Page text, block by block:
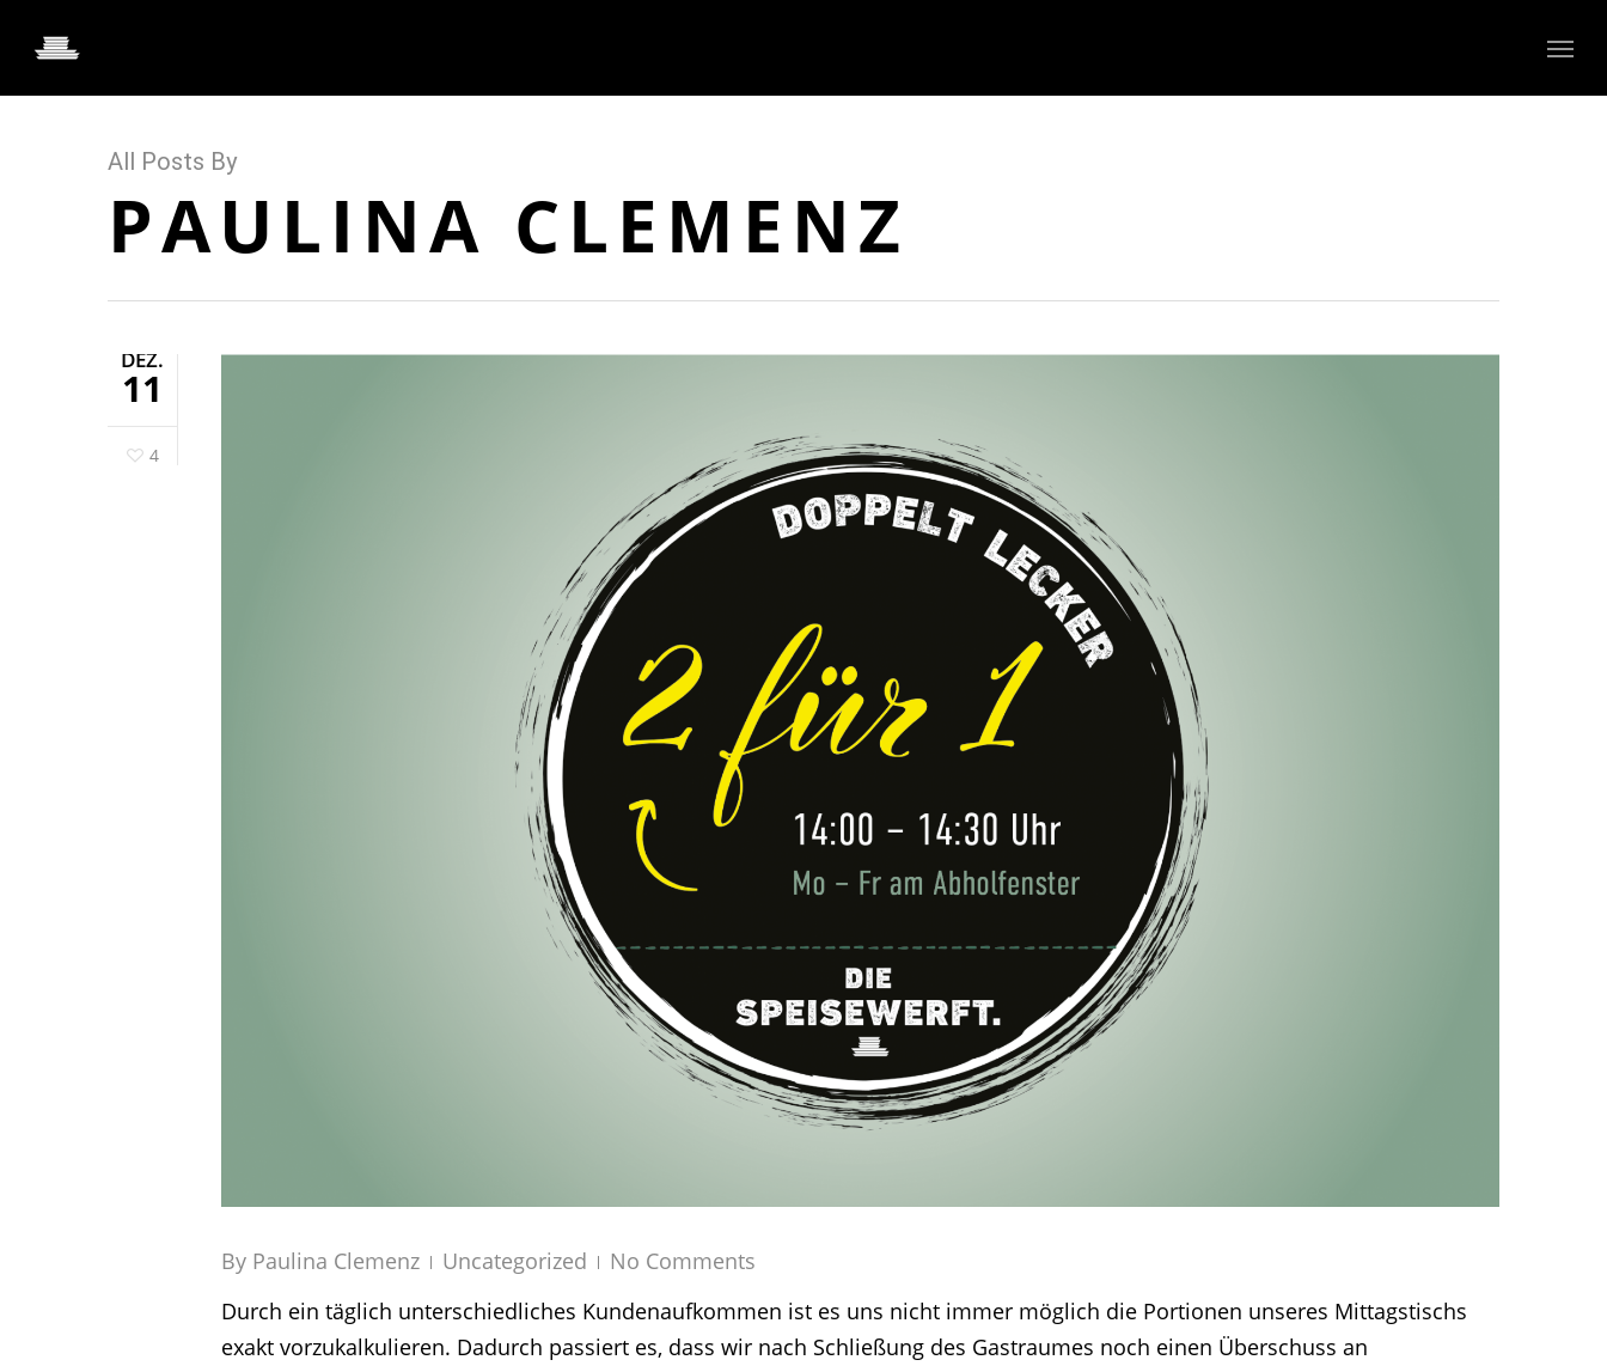
All Posts By
PAULINA CLEMENZ
DEZ.
11
4
By Paulina Clemenz Uncategorized
No Comments
Durch ein täglich unterschiedliches Kundenaufkommen ist es uns nicht immer möglich die Portionen unseres Mittagstischs
exakt vorzukalkulieren. Dadurch passiert es, dass wir nach Schließung des Gastraumes noch einen Überschuss an